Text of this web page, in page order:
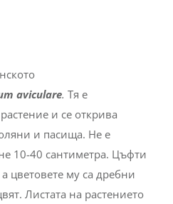
aviculare. Тя е
и се открива
и пасища. Не е
10-40 сантиметра. Цъфти
цветовете му са дребни
Листата на растението